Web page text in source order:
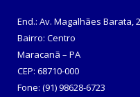
End.: Av. Magalhães Barata,
Bairro: Centro
Maracanã – PA
CEP: 68710-000
Fone: (91) 98628-6723